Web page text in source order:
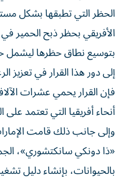
الحظر التي تطبقها بشكل
بتوسيع نطاق حظرها ليشمل
إلى دور هذا القرار في تعزيز
فإن القرار يحمي عشرات
أنحاء أفريقيا التي تعتمد
وإلى جانب ذلك قامت
«ذا دونكي سانكتشوري»،
بالحيوانات، بإنشاء دليل